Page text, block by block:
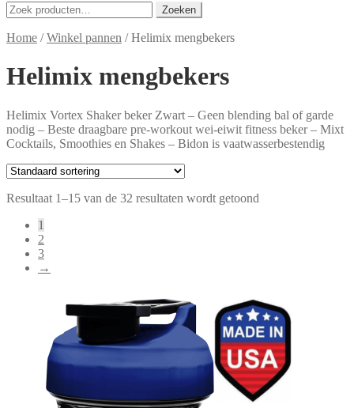
Zoeken
naar:
Zoeken
Home /Winkel pannen /Helimix mengbekers
Helimix mengbekers
Helimix Vortex Shaker beker Zwart – Geen blending bal of garde
nodig – Beste draagbare pre-workout wei-eiwit fitness beker – Mixt
Cocktails, Smoothies en Shakes – Bidon is vaatwasserbestendig
Resultaat 1–15 van de 32 resultaten wordt getoond
1
2
3
→